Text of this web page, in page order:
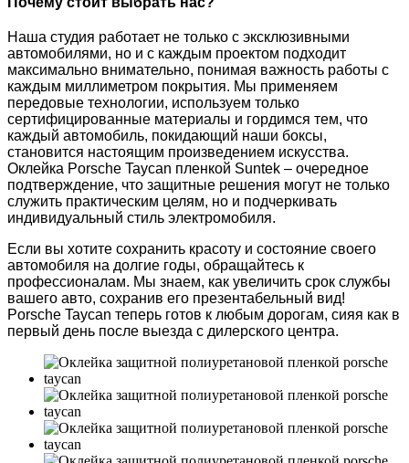
Наша студия работает не только с эксклюзивными
автомобилями, но и с каждым проектом подходит
максимально внимательно, понимая важность работы с
каждым миллиметром покрытия. Мы применяем
передовые технологии, используем только
сертифицированные материалы и гордимся тем, что
каждый автомобиль, покидающий наши боксы,
становится настоящим произведением искусства.
Оклейка Porsche Taycan пленкой Suntek – очередное
подтверждение, что защитные решения могут не только
служить практическим целям, но и подчеркивать
индивидуальный стиль электромобиля.
Если вы хотите сохранить красоту и состояние своего
автомобиля на долгие годы, обращайтесь к
профессионалам. Мы знаем, как увеличить срок службы
вашего авто, сохранив его презентабельный вид!
Porsche Taycan теперь готов к любым дорогам, сияя как в
первый день после выезда с дилерского центра.